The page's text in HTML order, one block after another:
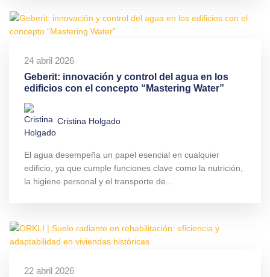
24 abril 2026
Geberit: innovación y control del agua en los
edificios con el concepto “Mastering Water”
Cristina Holgado
El agua desempeña un papel esencial en cualquier
edificio, ya que cumple funciones clave como la nutrición,
la higiene personal y el transporte de...
22 abril 2026